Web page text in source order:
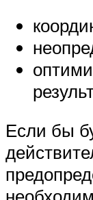
Если бы